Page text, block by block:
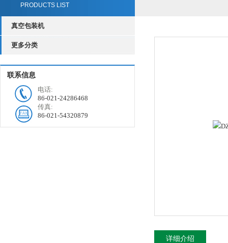
PRODUCTS LIST
真空包装机
更多分类
联系信息
电话:
86-021-24286468
传真:
86-021-54320879
详细介绍